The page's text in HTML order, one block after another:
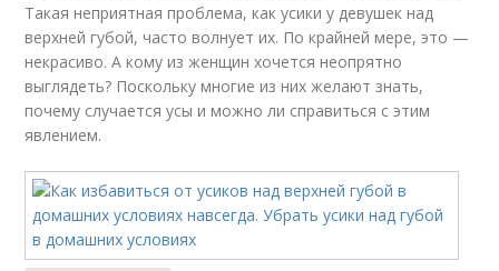
Такая неприятная проблема, как усики у девушек над
верхней губой, часто волнует их. По крайней мере, это —
некрасиво. А кому из женщин хочется неопрятно
выглядеть? Поскольку многие из них желают знать,
почему случается усы и можно ли справиться с этим
явлением.